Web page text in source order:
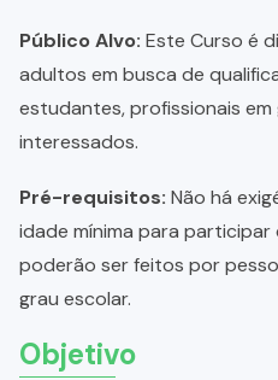
Público Alvo: Este Curso é
adultos em busca de
estudantes, profissionais em
interessados.
Pré-requisitos: Não há
idade mínima para participar
poderão ser feitos por
grau escolar.
Objetivo